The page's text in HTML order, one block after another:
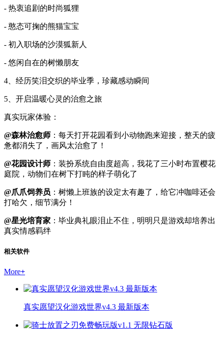
- 热衷追剧的时尚狐狸
- 憨态可掬的熊猫宝宝
- 初入职场的沙漠狐新人
- 悠闲自在的树懒朋友
4、经历笑泪交织的毕业季，珍藏感动瞬间
5、开启温暖心灵的治愈之旅
真实玩家体验：
@森林治愈师 ：每天打开花园看到小动物跑来迎接，整天的疲
惫都消失了，画风太治愈了！
@花园设计师 ：装扮系统自由度超高，我花了三小时布置樱花
庭院，动物们在树下打盹的样子萌化了
@爪爪饲养员 ：树懒上班族的设定太有趣了，给它冲咖啡还会
打哈欠，细节满分！
@星光培育家 ：毕业典礼眼泪止不住，明明只是游戏却培养出
真实情感羁绊
相关软件
More+
真实愿望汉化游戏世界v4.3 最新版本